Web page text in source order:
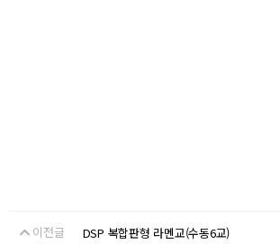
이전글 DSP 복합판형 라멘교(수동6교)